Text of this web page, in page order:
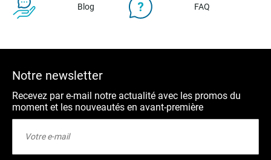
Blog FAQ
Notre newsletter
Recevez par e-mail notre actualité avec les promos du
moment et les nouveautés en avant-première